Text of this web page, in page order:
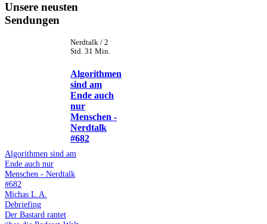
Unsere neusten
Sendungen
Nerdtalk / 2
Std. 31 Min.
Algorithmen
sind am
Ende auch
nur
Menschen -
Nerdtalk
#682
Algorithmen sind am
Ende auch nur
Menschen - Nerdtalk
#682
Michas L.A.
Debriefing
Der Bastard rantet